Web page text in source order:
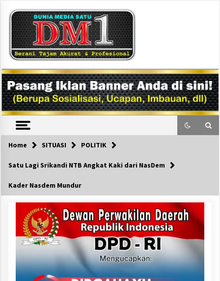
content
DM1
Home SITUASI POLITIK
Satu Lagi Srikandi NTB Angkat Kaki dari NasDem
Kader Nasdem Mundur